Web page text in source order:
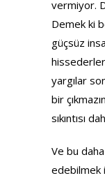
vermiyor.
Demek ki
güçsüz
yargılar
bir
sıkıntısı
Ve bu daha
edebilmek